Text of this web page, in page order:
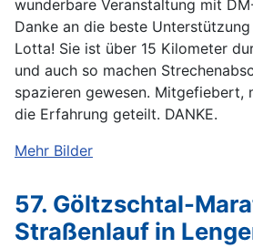
wunderbare Veranstaltung mit
Danke an die beste
Lotta! Sie ist über 15 Kilometer
und auch so machen
spazieren gewesen. Mitgefiebert,
die Erfahrung geteilt. DANKE.
Mehr Bilder
57. Göltzschtal-
Straßenlauf in